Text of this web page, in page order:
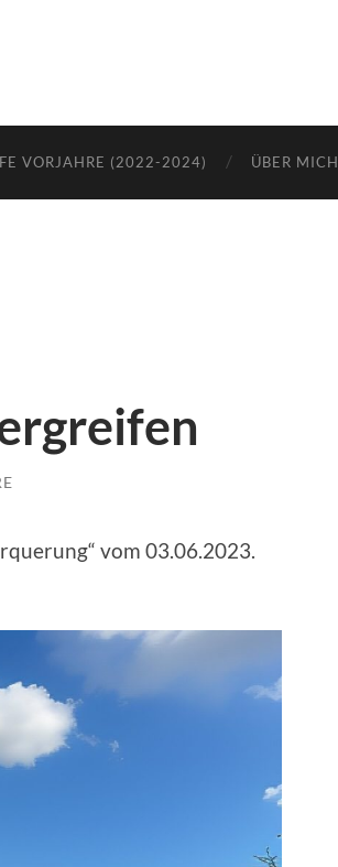
VORJAHRE (2022-2024) ÜBER MICH
vom 03.06.2023.